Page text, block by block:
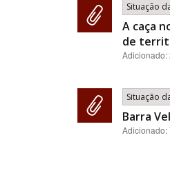
Situação
A caça
de
Adicionado:
Situação
Barra
Adicionado: